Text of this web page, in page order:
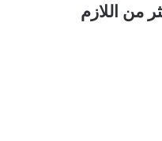
من اللازم